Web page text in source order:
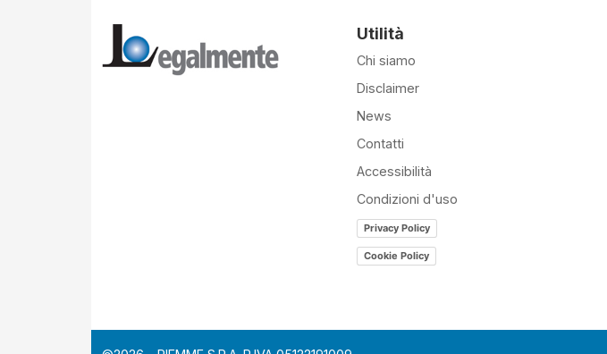
Utilità
Chi siamo
Disclaimer
News
Contatti
Accessibilità
Condizioni d'uso
Privacy Policy
Cookie Policy